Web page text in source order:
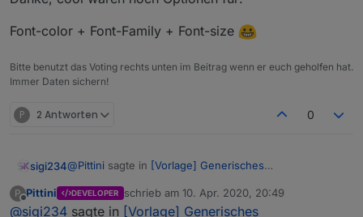
Font-color + Font-Family + Font-size
Bitte benutzt das Voting rechts unten im Beitrag wenn er euch geholfen hat.
Immer Daten sichern!
P 2 Antworten 0
sigi234@Pittini sagte in [Vorlage] Generisches
@sigi234sagte in[Vorlage] Generisches
P
Offline
Pittini DEVELOPER schrieb am 10. Apr. 2020, 20:49
zuletzt editiert von
@sigi234 sagte in [Vorlage] Generisches